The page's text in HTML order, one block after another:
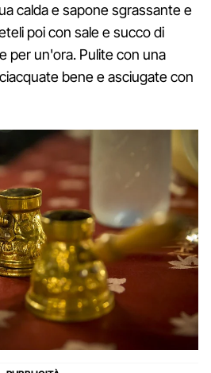
calda e sapone sgrassante e
poi con sale e succo di
per un'ora. Pulite con una
bene e asciugate con